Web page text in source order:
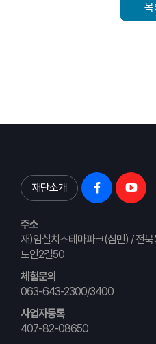
목
재단소개
주소
재)임실치즈테마파크(심민) / 전
도인2길50
체험문의
063-643-2300/3400
사업자등록
407-82-08650